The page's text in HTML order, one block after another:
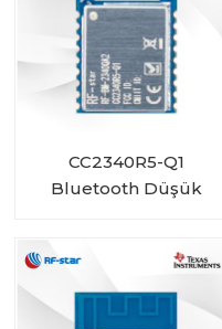
CC2340R5-Q1
Bluetooth Düşük
BM-2340QB1